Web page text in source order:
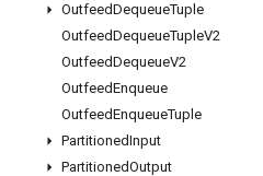
OutfeedDequeueTuple
OutfeedDequeueTupleV2
OutfeedDequeueV2
OutfeedEnqueue
OutfeedEnqueueTuple
PartitionedInput
PartitionedOutput